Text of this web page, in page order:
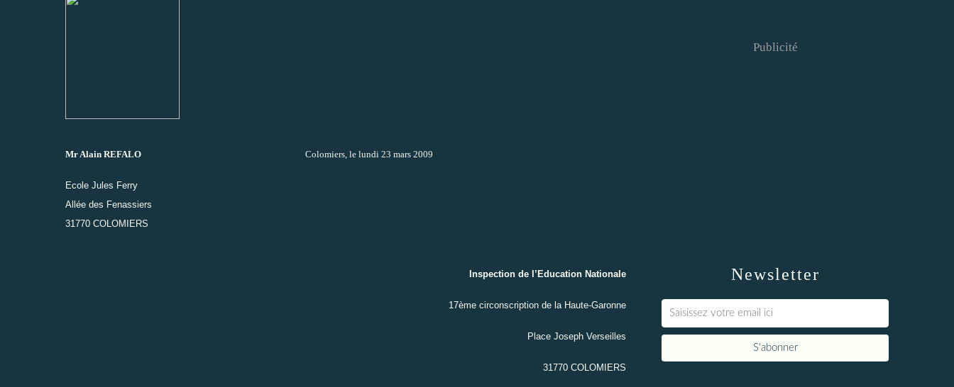
Mr Alain REFALO Colomiers, le lundi 23 mars 2009
Ecole Jules Ferry
Allée des Fenassiers
31770 COLOMIERS
Inspection de l’Education Nationale
17ème circonscription de la Haute-Garonne
Place Joseph Verseilles
31770 COLOMIERS
Newsletter
Publicité